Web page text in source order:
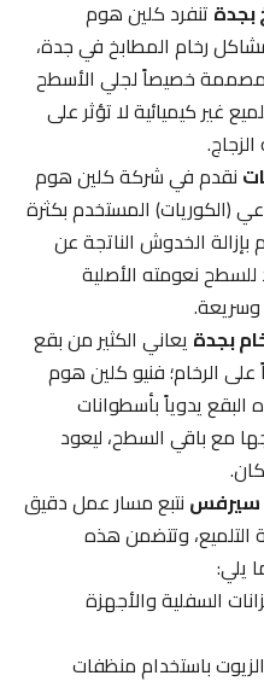
تنفرد كلين هوم
رخام المطابخ في جدة،
خصيصاً لجلي الأسطح
غير كيميائية لا تؤثر على
في شركة كلين هوم
المستخدم بكثرة
الخدوش الناتجة عن
نعومته الأصلية
بجدةيعاني الكثير من بقع
الرخام؛ فنيو كلين هوم
يدوياً بأسطوانات
مع باقي السطح، ليعود
نتبع مسار عمل دقيق
وتتضمن هذه
السفلية والأجهزة
باستخدام منظفات